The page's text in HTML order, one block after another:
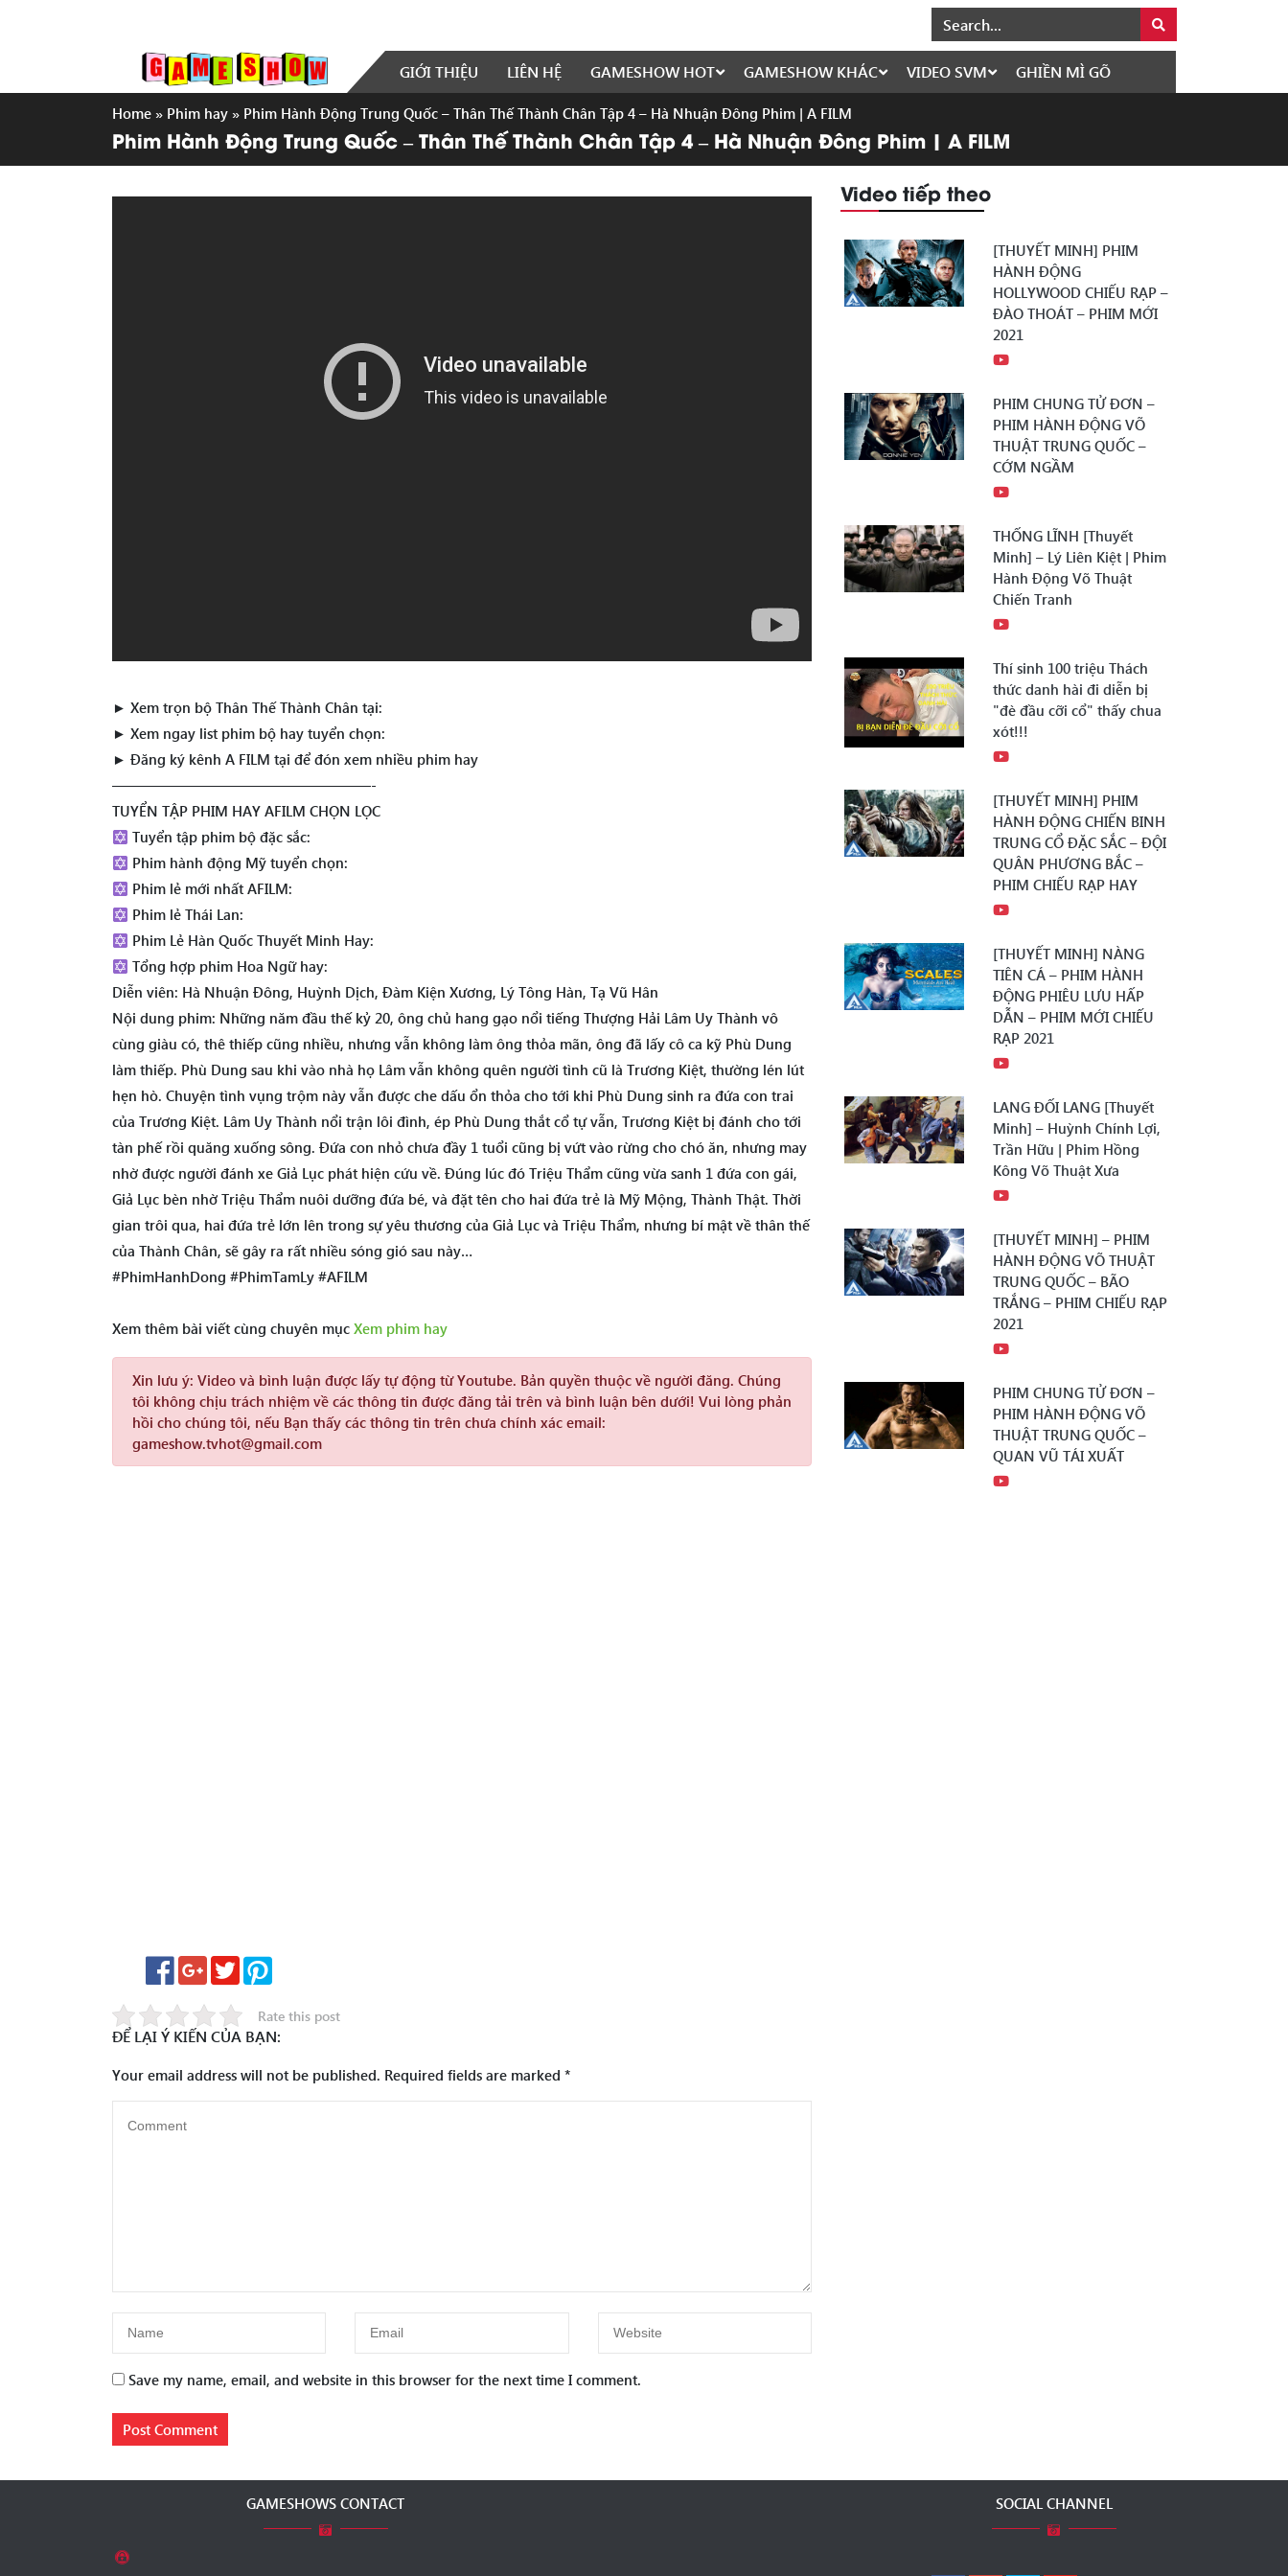
GIỚI THIỆU LIÊN HỆ GAMESHOW HOT GAMESHOW KHÁC VIDEO SVM GHIỀN MÌ GÕ
Home » Phim hay » Phim Hành Động Trung Quốc – Thân Thế Thành Chân Tập 4 – Hà Nhuận Đông Phim | A FILM
Phim Hành Động Trung Quốc – Thân Thế Thành Chân Tập 4 – Hà Nhuận Đông Phim | A FILM
► Xem trọn bộ Thân Thế Thành Chân tại:
► Xem ngay list phim bộ hay tuyển chọn:
► Đăng ký kênh A FILM tại để đón xem nhiều phim hay
——————————————————-
TUYỂN TẬP PHIM HAY AFILM CHỌN LỌC
Tuyển tập phim bộ đặc sắc:
Phim hành động Mỹ tuyển chọn:
Phim lẻ mới nhất AFILM:
Phim lẻ Thái Lan:
Phim Lẻ Hàn Quốc Thuyết Minh Hay:
Tổng hợp phim Hoa Ngữ hay:
Diễn viên: Hà Nhuận Đông, Huỳnh Dịch, Đàm Kiện Xương, Lý Tông Hàn, Tạ Vũ Hân
Nội dung phim: Những năm đầu thế kỷ 20, ông chủ hang gạo nổi tiếng Thượng Hải Lâm Uy Thành vô
cùng giàu có, thê thiếp cũng nhiều, nhưng vẫn không làm ông thỏa mãn, ông đã lấy cô ca kỹ Phù Dung
làm thiếp. Phù Dung sau khi vào nhà họ Lâm vẫn không quên người tình cũ là Trương Kiệt, thường lén lút
hẹn hò. Chuyện tình vụng trộm này vẫn được che dấu ổn thỏa cho tới khi Phù Dung sinh ra đứa con trai
của Trương Kiệt. Lâm Uy Thành nổi trận lôi đình, ép Phù Dung thắt cổ tự vẫn, Trương Kiệt bị đánh cho tới
tàn phế rồi quăng xuống sông. Đứa con nhỏ chưa đầy 1 tuổi cũng bị vứt vào rừng cho chó ăn, nhưng may
nhờ được người đánh xe Giả Lục phát hiện cứu về. Đúng lúc đó Triệu Thẩm cũng vừa sanh 1 đứa con gái,
Giả Lục bèn nhờ Triệu Thẩm nuôi dưỡng đứa bé, và đặt tên cho hai đứa trẻ là Mỹ Mộng, Thành Thật. Thời
gian trôi qua, hai đứa trẻ lớn lên trong sự yêu thương của Giả Lục và Triệu Thẩm, nhưng bí mật về thân thế
của Thành Chân, sẽ gây ra rất nhiều sóng gió sau này…
#PhimHanhDong #PhimTamLy #AFILM
Xem thêm bài viết cùng chuyên mục Xem phim hay
Xin lưu ý: Video và bình luận được lấy tự động từ Youtube. Bản quyền thuộc về người đăng. Chúng
tôi không chịu trách nhiệm về các thông tin được đăng tải trên và bình luận bên dưới! Vui lòng phản
hồi cho chúng tôi, nếu Bạn thấy các thông tin trên chưa chính xác email:
gameshow.tvhot@gmail.com
Rate this post
ĐỂ LẠI Ý KIẾN CỦA BẠN:
Your email address will not be published. Required fields are marked *
Save my name, email, and website in this browser for the next time I comment.
Video tiếp theo
[THUYẾT MINH] PHIM
HÀNH ĐỘNG
HOLLYWOOD CHIẾU RẠP –
ĐÀO THOÁT – PHIM MỚI
2021
PHIM CHUNG TỬ ĐƠN –
PHIM HÀNH ĐỘNG VÕ
THUẬT TRUNG QUỐC –
CỚM NGẦM
THỐNG LĨNH [Thuyết
Minh] – Lý Liên Kiệt | Phim
Hành Động Võ Thuật
Chiến Tranh
Thí sinh 100 triệu Thách
thức danh hài đi diễn bị
"đè đầu cỡi cổ" thấy chua
xót!!!
[THUYẾT MINH] PHIM
HÀNH ĐỘNG CHIẾN BINH
TRUNG CỔ ĐẶC SẮC – ĐỘI
QUÂN PHƯƠNG BẮC –
PHIM CHIẾU RẠP HAY
[THUYẾT MINH] NÀNG
TIÊN CÁ – PHIM HÀNH
ĐỘNG PHIÊU LƯU HẤP
DẪN – PHIM MỚI CHIẾU
RẠP 2021
LANG ĐỐI LANG [Thuyết
Minh] – Huỳnh Chính Lợi,
Trần Hữu | Phim Hồng
Kông Võ Thuật Xưa
[THUYẾT MINH] – PHIM
HÀNH ĐỘNG VÕ THUẬT
TRUNG QUỐC – BÃO
TRẮNG – PHIM CHIẾU RẠP
2021
PHIM CHUNG TỬ ĐƠN –
PHIM HÀNH ĐỘNG VÕ
THUẬT TRUNG QUỐC –
QUAN VŨ TÁI XUẤT
GAMESHOWS CONTACT SOCIAL CHANNEL